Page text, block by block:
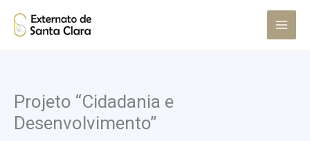
content
Main
Menu
Projeto “Cidadania e
Desenvolvimento”